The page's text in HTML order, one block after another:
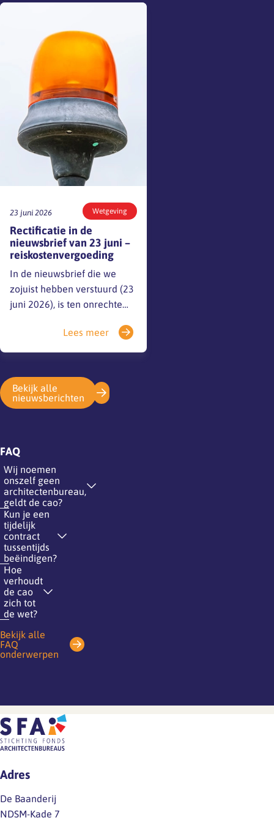
gang. Zodra er iets te
direct via een nieuwsitem op
onze website en op
LinkedIn.Houd deze kanalen
dus zeker in…
23 juni 2026 Wetgeving
Rectificatie in de
nieuwsbrief van 23 juni –
reiskostenvergoeding
In de nieuwsbrief die we
zojuist hebben verstuurd (23
juni 2026), is ten onrechte
Dit is onjuist, werknemers
hebben niet een dergelijk
noch op grond van de
huidige cao.Excuus voor
eventuele verwarring.
Lees meer
Bekijk alle
nieuwsberichten
FAQ
Wij noemen
onszelf geen
architectenbureau,
geldt de cao?
Kun je een
tijdelijk
contract
tussentijds
beëindigen?
Hoe
verhoudt
de cao
zich tot
de wet?
Bekijk alle
FAQ
onderwerpen
Adres
De Baanderij
NDSM-Kade 7